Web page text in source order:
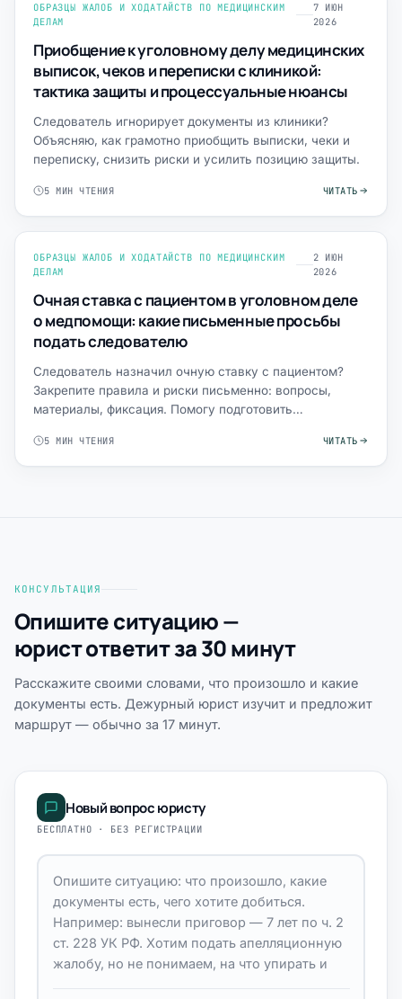
ОБРАЗЦЫ ЖАЛОБ И ХОДАТАЙСТВ ПО МЕДИЦИНСКИМ
ДЕЛАМ
7 ИЮН
2026
Приобщение к уголовному делу медицинских
выписок, чеков и переписки с клиникой:
тактика защиты и процессуальные нюансы
Следователь игнорирует документы из клиники?
Объясняю, как грамотно приобщить выписки, чеки и
переписку, снизить риски и усилить позицию защиты.
5 МИН ЧТЕНИЯ ЧИТАТЬ
ОБРАЗЦЫ ЖАЛОБ И ХОДАТАЙСТВ ПО МЕДИЦИНСКИМ
ДЕЛАМ
2 ИЮН
2026
Очная ставка с пациентом в уголовном деле
о медпомощи: какие письменные просьбы
подать следователю
Следователь назначил очную ставку с пациентом?
Закрепите правила и риски письменно: вопросы,
материалы, фиксация. Помогу подготовить
5 МИН ЧТЕНИЯ ЧИТАТЬ
КОНСУЛЬТАЦИЯ
Опишите ситуацию —
юрист ответит за 30 минут
Расскажите своими словами, что произошло и какие
документы есть. Дежурный юрист изучит и предложит
маршрут — обычно за 17 минут.
Новый вопрос юристу
БЕСПЛАТНО · БЕЗ РЕГИСТРАЦИИ